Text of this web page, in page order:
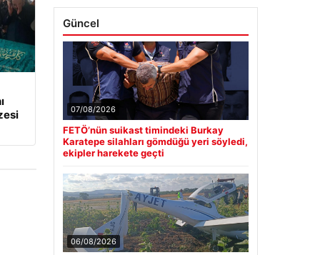
Güncel
07/08/2026
FETÖ’nün suikast timindeki Burkay
Karatepe silahları gömdüğü yeri söyledi,
ekipler harekete geçti
06/08/2026